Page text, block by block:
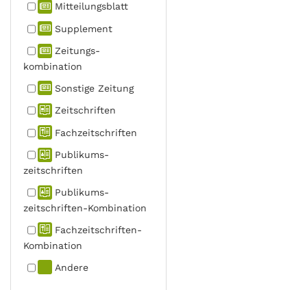
Mitteilungs­blatt
Supplement
Zeitungs­
kombination
Sonstige Zeitung
Zeitschriften
Fachzeit­schriften
Publikums­
zeitschriften
Publikums­
zeitschriften-Kombination
Fachzeit­schriften-
Kombination
Andere